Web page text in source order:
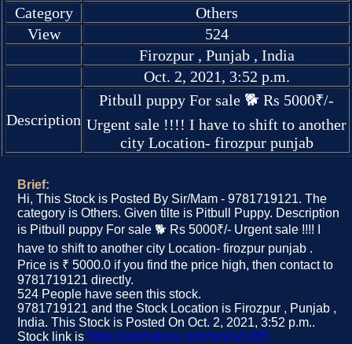
Category
Others
View
524
Firozpur , Punjab , India
Oct. 2, 2021, 3:52 p.m.
Description
Pitbull puppy For sale 🐕 Rs 5000₹/-
Urgent sale !!!! I have to shift to another
city Location- firozpur punjab
Brief:
Hi, This Stock is Posted By Sir/Mam - 9781719121. The
category is Others. Given tilte is Pitbull Puppy. Description
is Pitbull puppy For sale 🐕 Rs 5000₹/- Urgent sale !!!! I
have to shift to another city Location- firozpur punjab .
Price is ₹ 5000.0 if you find the price high, then contact to
9781719121 directly.
524 People have seen this stock.
9781719121 and the Stock Location is Firozpur , Punjab ,
India. This Stock is Posted On Oct. 2, 2021, 3:52 p.m..
Stock link is https://animalsss.com/stock/1065